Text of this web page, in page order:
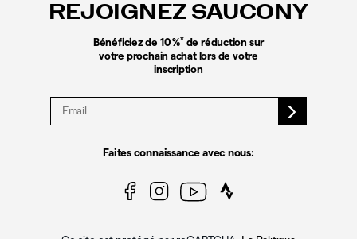
REJOIGNEZ SAUCONY
Bénéficiez de 10 %* de réduction sur
votre prochain achat lors de votre
inscription
Faites connaissance avec nous: